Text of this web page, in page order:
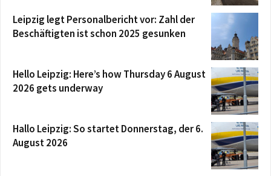
Leipzig legt Personalbericht vor: Zahl der
Beschäftigten ist schon 2025 gesunken
Hello Leipzig: Here’s how Thursday 6 August
2026 gets underway
Hallo Leipzig: So startet Donnerstag, der 6.
August 2026